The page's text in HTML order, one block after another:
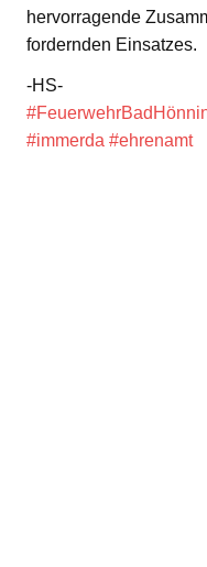
hervorragende
fordernden Einsatzes.
-HS-
#immerda #ehrenamt